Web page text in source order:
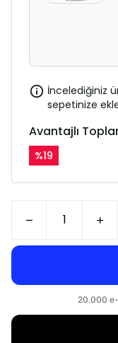
İncelediğiniz
sepetinize
Avantajlı
%19